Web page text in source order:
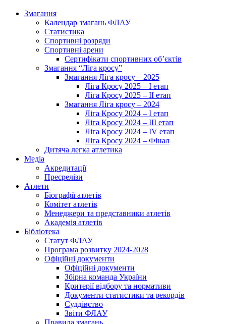
Змагання
Календар змагань ФЛАУ
Статистика
Спортивні розряди
Спортивні арени
Сертифікати спортивних об’єктів
Змагання “Ліга кросу”
Змагання Ліга кросу – 2025
Ліга Кросу 2025 – I етап
Ліга Кросу 2025 – II етап
Змагання Ліга кросу – 2024
Ліга Кросу 2024 – I етап
Ліга Кросу 2024 – III етап
Ліга Кросу 2024 – IV етап
Ліга Кросу 2024 – Фінал
Дитяча легка атлетика
Медіа
Акредитації
Пресрелізи
Атлети
Біографії атлетів
Комітет атлетів
Менеджери та представники атлетів
Академія атлетів
Бібліотека
Статут ФЛАУ
Програма розвитку 2024-2028
Офіційні документи
Офіційні документи
Збірна команда України
Критерії відбору та нормативи
Документи статистики та рекордів
Суддівство
Звіти ФЛАУ
Правила змагань